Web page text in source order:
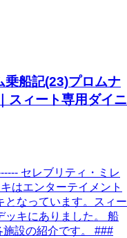
乗船記(23)プロムナ
スィート専用ダイニ
セレブリティ・ミレ
はエンターテイメント
となっています。スィー
ッキにありました。 船
設の紹介です。 ###